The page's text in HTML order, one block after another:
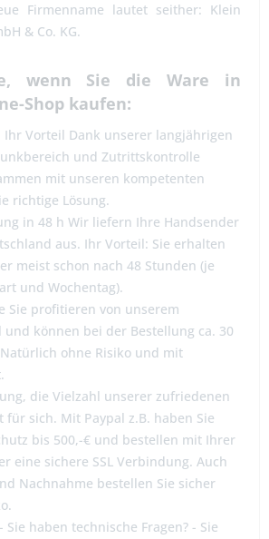
Firmenname lautet seither: Klein
& Co. KG.
wenn Sie die Ware in
Shop kaufen:
Ihr Vorteil Dank unserer langjährigen
und Zutrittskontrolle
mit unseren kompetenten
richtige Lösung.
in 48 h Wir liefern Ihre Handsender
aus. Ihr Vorteil: Sie erhalten
meist schon nach 48 Stunden (je
und Wochentag).
Sie profitieren von unserem
und können bei der Bestellung ca. 30
ohne Risiko und mit
die Vielzahl unserer zufriedenen
für sich. Mit Paypal z.B. haben Sie
bis 500,-€ und bestellen mit Ihrer
eine sichere SSL Verbindung. Auch
Nachnahme bestellen Sie sicher
haben technische Fragen? - Sie